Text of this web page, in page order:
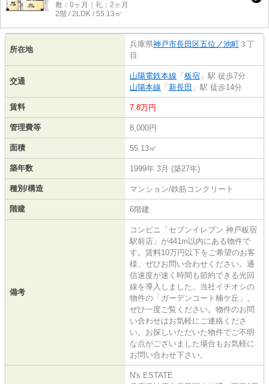
敷：0ヶ月｜礼：2ヶ月
2階 / 2LDK / 55.13㎡
所在地
兵庫県神戸市長田区五位ノ池町 ３丁
目
交通
山陽電鉄本線 「 板宿 」駅 徒歩7分
山陽本線 「 新長田 」駅 徒歩14分
賃料 7.8万円
管理費等 8,000円
面積 55.13㎡
築年数 1999年 3月 (築27年)
種別/構造 マンション/鉄筋コンクリート
階建 6階建
備考
コンビニ「セブンイレブン 神戸板宿
駅前店」が441m以内にある物件で
す。賃料10万円以下をご希望のお客
様、ぜひお問い合わせください。通
信速度が速く時間も節約できる光回
線を導入しました。当社イチオシの
物件の「ガーデンコート楠ケ丘」。
ぜひ一度ご覧ください。物件のお問
い合わせはお気軽にご連絡くださ
い。お探しいただいた物件でご不明
な点がございました場合もお気軽に
お問い合わせ下さい。
N's ESTATE